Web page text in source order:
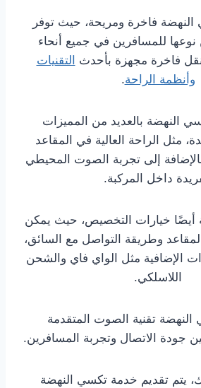
فاخرة ومريحة، حيث توفر
للمسافرين في جميع أنحاء
نقل فاخرة مجهزة بأحدث
التقنيات
وأنظمة الراحة.
النهضة بالعديد من المميزات
مثل الراحة العالية في المقاعد
بالإضافة إلى تجربة الصوت المحيطي
داخل المركبة.
أيضًا خيارات التخصيص، حيث يمكن
وطريقة التواصل مع السائق،
الإضافية مثل الواي فاي والشحن
اللاسلكي.
تقنية الصوت المتقدمة
جودة الاتصال وتجربة المسافرين.
يتم تقديم خدمة تكسي النهضة